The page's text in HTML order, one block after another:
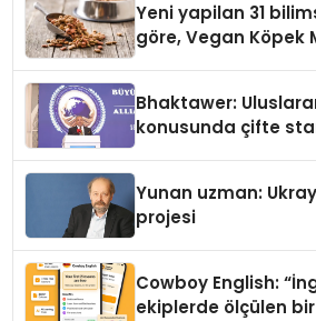
Yeni yapilan 31
göre, Vegan Köpek
Bhaktawer:
konusunda çifte
Yunan uzman:
projesi
Cowboy English:
ekiplerde ölçülen